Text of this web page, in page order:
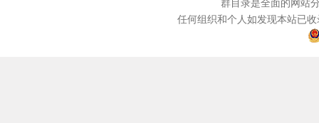
任何组织和个人如发现本站已